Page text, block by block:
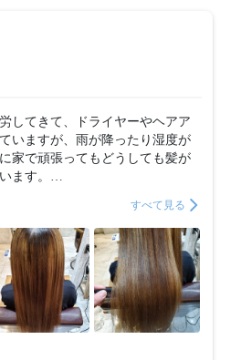
してきて、ドライヤーやヘアア
いますが、雨が降ったり湿度が
家で頑張ってもどうしても髪が
ます。
ハイダメージ毛でも受けられ、
はならないけれどだいぶ広がり
ます。嬉しいです。
すべて見る